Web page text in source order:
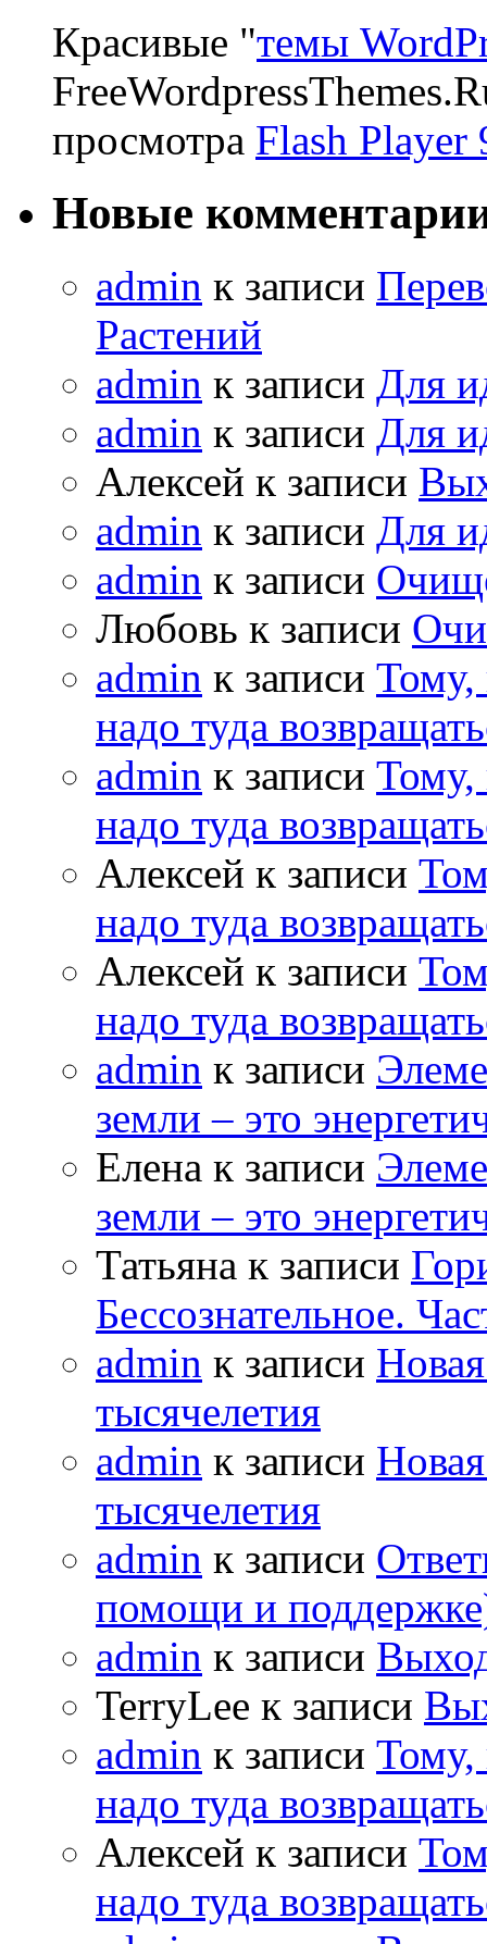
Красивые "темы
просмотра Flash Player
Новые
admin к записи
Растений
admin к записи Для
admin к записи Для
Алексей к записи
admin к записи Для
admin к записи
Любовь к записи
admin к записи Тому,
надо туда
admin к записи Тому,
надо туда
Алексей к записи
надо туда
Алексей к записи
надо туда
admin к записи
земли – это
Елена к записи
земли – это
Татьяна к записи
Бессознательное.
admin к записи
тысячелетия
admin к записи
тысячелетия
admin к записи
помощи и
admin к записи
TerryLee к записи
admin к записи Тому,
надо туда
Алексей к записи
надо туда